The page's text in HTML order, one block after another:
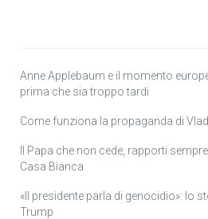
Anne Applebaum e il momento
prima che sia troppo tardi
Come funziona la propaganda di
Il Papa che non cede, rapporti
Casa Bianca
«Il presidente parla di genocidio»: lo
Trump